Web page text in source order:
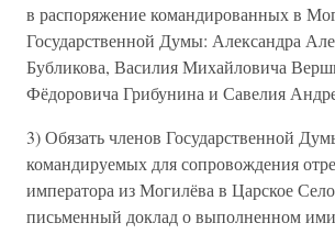
в распоряжение командированных в
Государственной Думы: Александра
Бубликова, Василия Михайловича
Фёдоровича Грибунина и Савелия
3) Обязать членов Государственной
командируемых для сопровождения
императора из Могилёва в Царское
письменный доклад о выполненном